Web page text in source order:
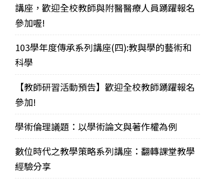
講座，歡迎全校教師與附醫醫療人員踴躍報名
參加喔!
103學年度傳承系列講座(四):教與學的藝術和
科學
【教師研習活動預告】歡迎全校教師踴躍報名
參加!
學術倫理議題：以學術論文與著作權為例
數位時代之教學策略系列講座：翻轉課堂教學
經驗分享